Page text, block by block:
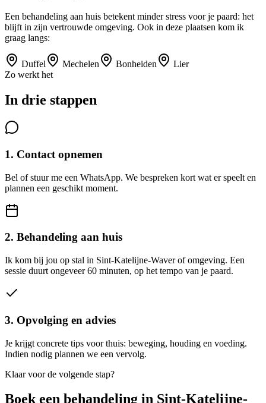
Een behandeling aan huis betekent minder stress voor je paard: het
blijft in zijn vertrouwde omgeving. Ook in deze plaatsen kom ik
graag langs:
Duffel Mechelen Bonheiden
Lier
Zo werkt het
In drie stappen
1. Contact opnemen
Bel of stuur me een WhatsApp. We bespreken kort wat er speelt en
plannen een geschikt moment.
2. Behandeling aan huis
Ik kom bij jou op stal in Sint-Katelijne-Waver of omgeving. Een
sessie duurt ongeveer 60 minuten, op het tempo van je paard.
3. Opvolging en advies
Je krijgt concrete tips voor thuis: beweging, houding en voeding.
Indien nodig plannen we een vervolg.
Klaar voor de volgende stap?
Boek een behandeling in Sint-Katelijne-